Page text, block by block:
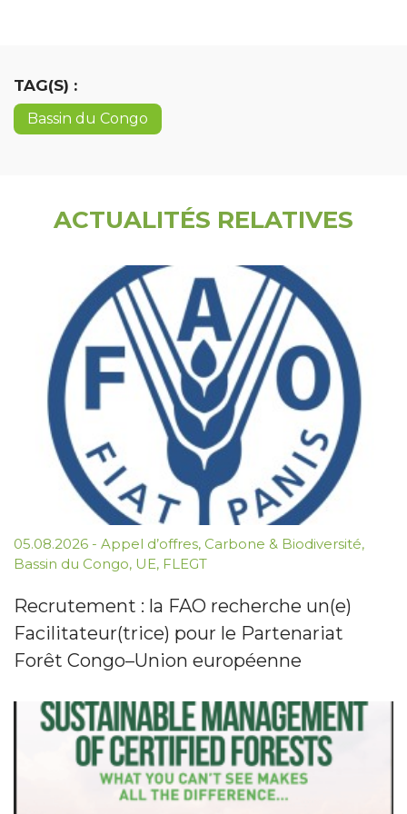
TAG(S) :
Bassin du Congo
ACTUALITÉS RELATIVES
05.08.2026 - Appel d’offres, Carbone & Biodiversité,
Bassin du Congo, UE, FLEGT
Recrutement : la FAO recherche un(e)
Facilitateur(trice) pour le Partenariat
Forêt Congo–Union européenne